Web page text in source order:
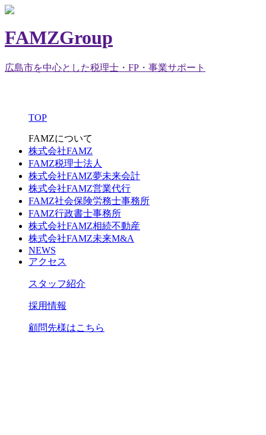
FAMZGroup
広島市を中心とした税理士・FP・事業サポート
TOP
FAMZについて
株式会社FAMZ
FAMZ税理士法人
株式会社FAMZ夢未来会計
株式会社FAMZ営業代行
FAMZ社会保険労務士事務所
FAMZ行政書士事務所
株式会社FAMZ相続不動産
株式会社FAMZ未来M&A
NEWS
アクセス
スタッフ紹介
採用情報
顧問先様はこちら